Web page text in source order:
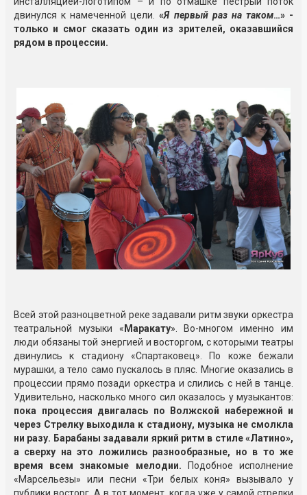
двинулся к намеченной цели.«Я первый раз на таком…» -
только и смог сказать один из зрителей, оказавшийся
рядом в процессии.
Всей этой разноцветной реке задавали ритм звуки оркестра
театральной музыки « Маракату». Во-многом именно им
люди обязаны той энергией и восторгом, с которыми театры
двинулись к стадиону «Спартаковец». По коже бежали
мурашки, а тело само пускалось в пляс. Многие оказались в
процессии прямо позади оркестра и слились с ней в танце.
Удивительно, насколько много сил оказалось у музыкантов:
пока процессия двигалась по Волжской набережной и
через Стрелку выходила к стадиону, музыка не смолкла
ни разу. Барабаны задавали яркий ритм в стиле «Латино»,
а сверху на это ложились разнообразные, но в то же
время всем знакомые мелодии.
Подобное исполнение
«Марсельезы» или песни «Три белых коня» вызывало у